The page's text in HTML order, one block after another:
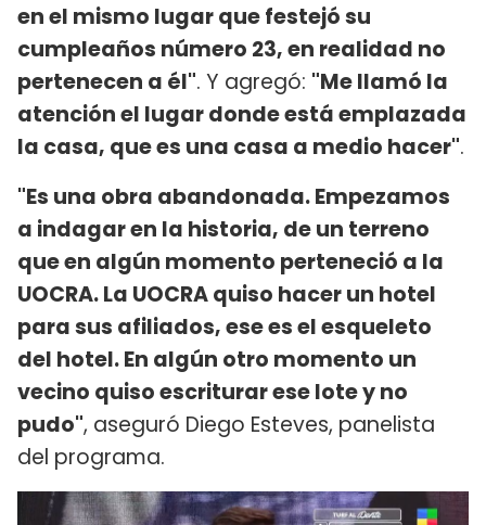
en el mismo lugar que festejó su
cumpleaños número 23, en realidad no
pertenecen a él". Y agregó: "Me llamó la
atención el lugar donde está emplazada
la casa, que es una casa a medio hacer".
"Es una obra abandonada. Empezamos
a indagar en la historia, de un terreno
que en algún momento perteneció a la
UOCRA. La UOCRA quiso hacer un hotel
para sus afiliados, ese es el esqueleto
del hotel. En algún otro momento un
vecino quiso escriturar ese lote y no
pudo", aseguró Diego Esteves, panelista
del programa.